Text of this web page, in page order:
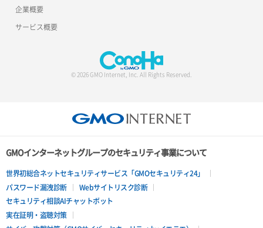
企業概要
サービス概要
© 2026 GMO Internet, Inc. All Rights Reserved.
GMOインターネットグループのセキュリティ事業について
世界初総合ネットセキュリティサービス「GMOセキュリティ24」
パスワード漏洩診断
Webサイトリスク診断
セキュリティ相談AIチャットボット
実在証明・盗聴対策